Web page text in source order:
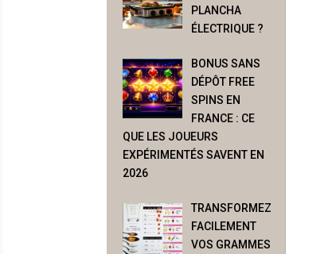
PLANCHA
ÉLECTRIQUE ?
BONUS SANS
DÉPÔT FREE
SPINS EN
FRANCE : CE
QUE LES JOUEURS
EXPÉRIMENTÉS SAVENT EN
2026
TRANSFORMEZ
FACILEMENT
VOS GRAMMES